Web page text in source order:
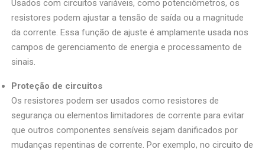
Usados com circuitos variáveis, como potenciômetros, os
resistores podem ajustar a tensão de saída ou a magnitude
da corrente. Essa função de ajuste é amplamente usada nos
campos de gerenciamento de energia e processamento de
sinais.
Proteção de circuitos
Os resistores podem ser usados como resistores de
segurança ou elementos limitadores de corrente para evitar
que outros componentes sensíveis sejam danificados por
mudanças repentinas de corrente. Por exemplo, no circuito de